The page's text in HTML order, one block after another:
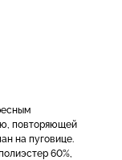
повторяющей
на пуговице.
60%,